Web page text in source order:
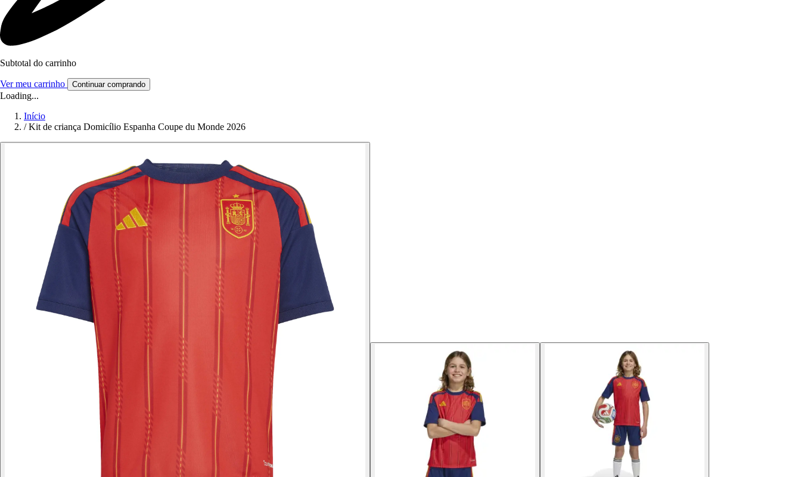
Subtotal do carrinho
Ver meu carrinho Continuar comprando
Loading...
Início
/ Kit de criança Domicílio Espanha Coupe du Monde 2026